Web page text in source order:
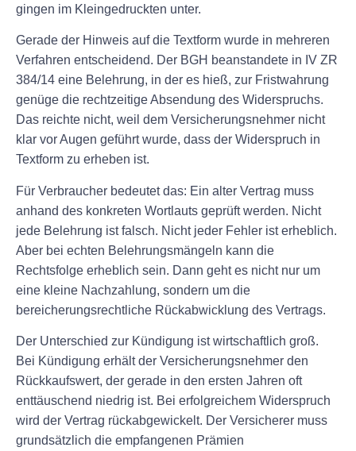
gingen im Kleingedruckten unter.
Gerade der Hinweis auf die Textform wurde in mehreren
Verfahren entscheidend. Der BGH beanstandete in IV ZR
384/14 eine Belehrung, in der es hieß, zur Fristwahrung
genüge die rechtzeitige Absendung des Widerspruchs.
Das reichte nicht, weil dem Versicherungsnehmer nicht
klar vor Augen geführt wurde, dass der Widerspruch in
Textform zu erheben ist.
Für Verbraucher bedeutet das: Ein alter Vertrag muss
anhand des konkreten Wortlauts geprüft werden. Nicht
jede Belehrung ist falsch. Nicht jeder Fehler ist erheblich.
Aber bei echten Belehrungsmängeln kann die
Rechtsfolge erheblich sein. Dann geht es nicht nur um
eine kleine Nachzahlung, sondern um die
bereicherungsrechtliche Rückabwicklung des Vertrags.
Der Unterschied zur Kündigung ist wirtschaftlich groß.
Bei Kündigung erhält der Versicherungsnehmer den
Rückkaufswert, der gerade in den ersten Jahren oft
enttäuschend niedrig ist. Bei erfolgreichem Widerspruch
wird der Vertrag rückabgewickelt. Der Versicherer muss
grundsätzlich die empfangenen Prämien